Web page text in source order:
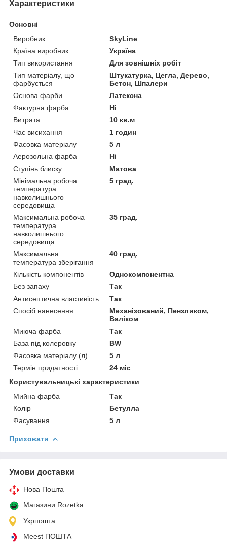
Характеристики
Основні
Виробник
SkyLine
Країна виробник
Україна
Тип використання
Для зовнішніх робіт
Тип матеріалу, що
фарбується
Штукатурка, Цегла, Дерево,
Бетон, Шпалери
Основа фарби
Латексна
Фактурна фарба
Ні
Витрата
10 кв.м
Час висихання
1 годин
Фасовка матеріалу
5 л
Аерозольна фарба
Ні
Ступінь блиску
Матова
Мінімальна робоча
температура
навколишнього
середовища
5 град.
Максимальна робоча
температура
навколишнього
середовища
35 град.
Максимальна
температура зберігання
40 град.
Кількість компонентів
Однокомпонентна
Без запаху
Так
Антисептична властивість
Так
Спосіб нанесення
Механізований, Пензликом,
Валіком
Миюча фарба
Так
База під колеровку
BW
Фасовка матеріалу (л)
5 л
Термін придатності
24 міс
Користувальницькі характеристики
Мийна фарба
Так
Колір
Бетулла
Фасування
5 л
Приховати
Умови доставки
Нова Пошта
Магазини Rozetka
Укрпошта
Meest ПОШТА